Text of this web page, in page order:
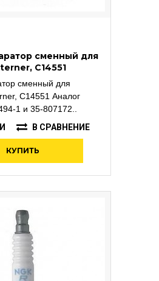
сменный для
C14551
сменный для
C14551 Аналог
1 и 35-807172..
В СРАВНЕНИЕ
КУПИТЬ